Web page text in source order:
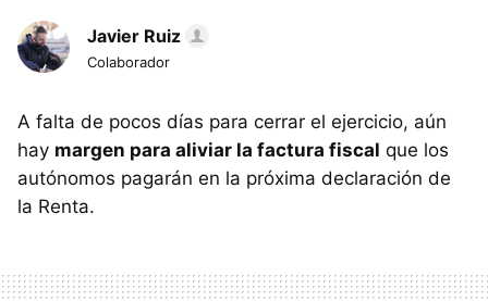
Javier Ruiz
Colaborador
A falta de pocos días para cerrar el ejercicio, aún
hay margen para aliviar la factura fiscal que los
autónomos pagarán en la próxima declaración de
la Renta.